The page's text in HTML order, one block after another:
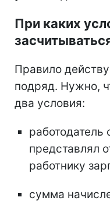
При каких
Правило
подряд. Нужно,
два условия:
представлял
работнику
сумма